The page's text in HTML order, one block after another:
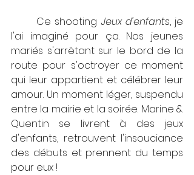
	Ce shooting
Jeux d'enfants, je
l'ai imaginé pour ça. Nos jeunes
mariés s'arrêtant sur le bord de la
route pour s'octroyer ce moment
qui leur appartient et célébrer leur
amour. Un moment léger, suspendu
entre la mairie et la soirée. Marine &
Quentin se livrent à des jeux
d'enfants, retrouvent l'insouciance
des débuts et prennent du temps
pour eux !